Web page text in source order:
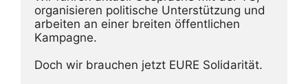
organisieren politische Unterstützung und
arbeiten an einer breiten öffentlichen
Kampagne.
Doch wir brauchen jetzt EURE Solidarität.